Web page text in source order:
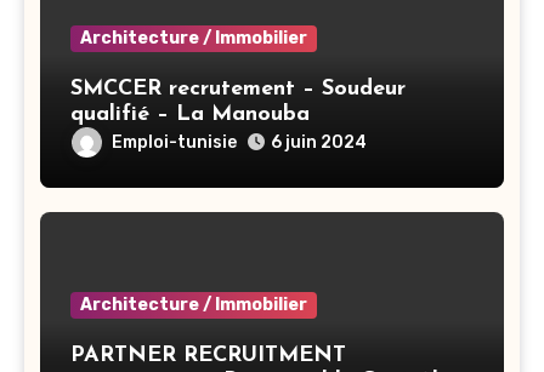
Architecture / Immobilier
SMCCER recrutement – Soudeur
qualifié – La Manouba
Emploi-tunisie 6 juin 2024
Architecture / Immobilier
PARTNER RECRUITMENT